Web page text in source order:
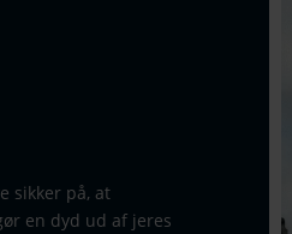
sikker på, at
en dyd ud af jeres